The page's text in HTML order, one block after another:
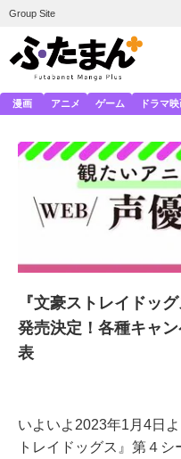
Group Site
漫画 アニメ ゲーム ドラマ
『文豪ストレイドッ
発売決定！各種キャ
表
いよいよ2023年1月4日
トレイドッグス』第４